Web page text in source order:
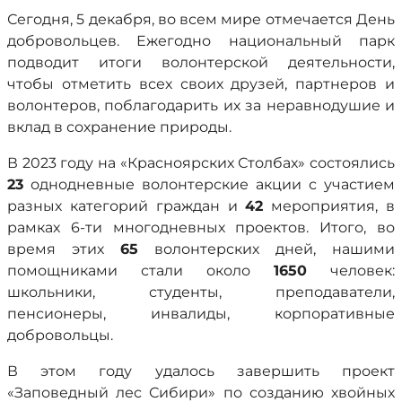
Сегодня, 5 декабря, во всем мире отмечается День
добровольцев. Ежегодно национальный парк
подводит итоги волонтерской деятельности,
чтобы отметить всех своих друзей, партнеров и
волонтеров, поблагодарить их за неравнодушие и
вклад в сохранение природы.
В 2023 году на «Красноярских Столбах» состоялись
23 однодневные волонтерские акции с участием
разных категорий граждан и42 мероприятия, в
рамках 6-ти многодневных проектов. Итого, во
время этих 65 волонтерских дней, нашими
помощниками стали около 1650 человек:
школьники, студенты, преподаватели,
пенсионеры, инвалиды, корпоративные
добровольцы.
В этом году удалось завершить проект
«Заповедный лес Сибири» по созданию хвойных